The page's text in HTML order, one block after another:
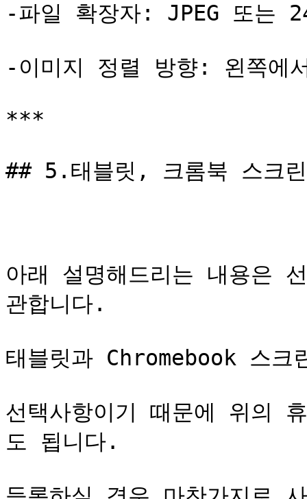
-파일 확장자: JPEG 또는
-이미지 정렬 방향: 왼쪽에
***
## 5.태블릿, 크롬북 스크
아래 설명해드리는 내용은
관합니다.
태블릿과 Chromebook 스
선택사항이기 때문에 위의
도 됩니다.